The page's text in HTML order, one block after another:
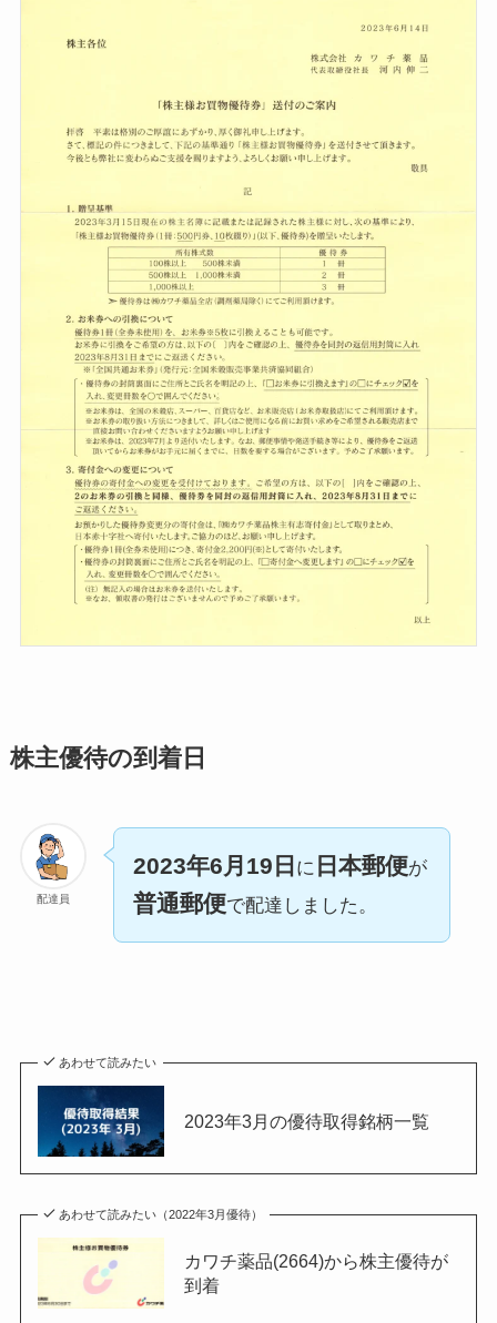
株主優待の到着日
配達員
2023年6月19日 に 日本郵便が
普通郵便で配達しました。
あわせて読みたい
2023年3月の優待取得銘柄一覧
あわせて読みたい（2022年3月優待）
カワチ薬品(2664)から株主優待が
到着